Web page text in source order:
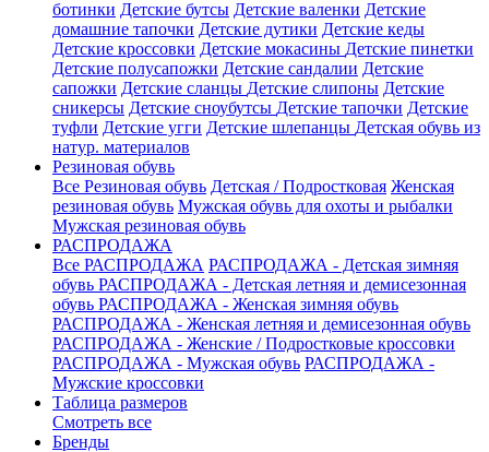
ботинки Детские бутсы Детские валенки Детские
домашние тапочки Детские дутики Детские кеды
Детские кроссовки Детские мокасины Детские пинетки
Детские полусапожки Детские сандалии Детские
сапожки Детские сланцы Детские слипоны Детские
сникерсы Детские сноубутсы Детские тапочки Детские
туфли Детские угги Детские шлепанцы Детская обувь из
натур. материалов
Резиновая обувь
Все Резиновая обувь Детская / Подростковая Женская
резиновая обувь Мужская обувь для охоты и рыбалки
Мужская резиновая обувь
РАСПРОДАЖА
Все РАСПРОДАЖА РАСПРОДАЖА - Детская зимняя
обувь РАСПРОДАЖА - Детская летняя и демисезонная
обувь РАСПРОДАЖА - Женская зимняя обувь
РАСПРОДАЖА - Женская летняя и демисезонная обувь
РАСПРОДАЖА - Женские / Подростковые кроссовки
РАСПРОДАЖА - Мужская обувь РАСПРОДАЖА -
Мужские кроссовки
Таблица размеров
Смотреть все
Бренды